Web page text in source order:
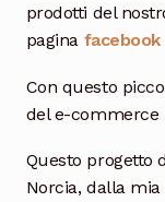
prodotti del
pagina facebook
Con questo
del e-commerce
Questo progetto
Norcia, dalla